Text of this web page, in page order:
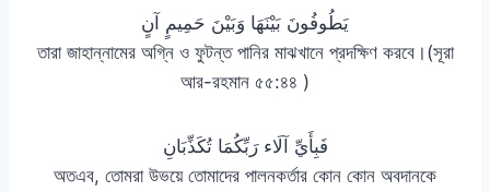
يَطُوفُونَ بَيْنَهَا وَبَيْنَ حَمِيمٍ آنٍ
তারা জাহান্নামের অগ্নি ও ফুটন্ত পানির মাঝখানে প্রদক্ষিণ করবে।(সূরা
আর-রহমান ৫৫:৪৪ )
فَبِأَيِّ آلَاء رَبِّكُمَا تُكَذِّبَانِ
অতএব, তোমরা উভয়ে তোমাদের পালনকর্তার কোন কোন অবদানকে